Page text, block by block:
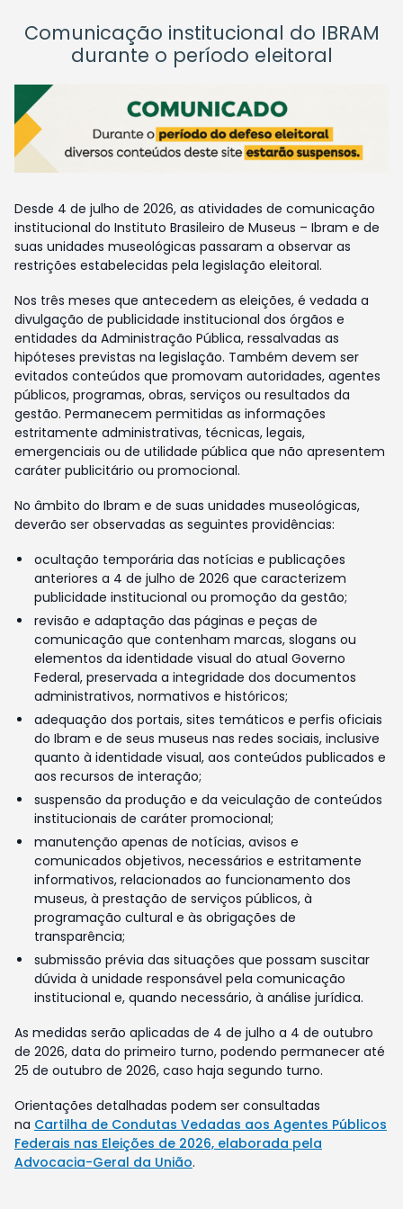
Comunicação institucional do IBRAM
durante o período eleitoral
Desde 4 de julho de 2026, as atividades de comunicação
institucional do Instituto Brasileiro de Museus – Ibram e de
suas unidades museológicas passaram a observar as
restrições estabelecidas pela legislação eleitoral.
Nos três meses que antecedem as eleições, é vedada a
divulgação de publicidade institucional dos órgãos e
entidades da Administração Pública, ressalvadas as
hipóteses previstas na legislação. Também devem ser
evitados conteúdos que promovam autoridades, agentes
públicos, programas, obras, serviços ou resultados da
gestão. Permanecem permitidas as informações
estritamente administrativas, técnicas, legais,
emergenciais ou de utilidade pública que não apresentem
caráter publicitário ou promocional.
No âmbito do Ibram e de suas unidades museológicas,
deverão ser observadas as seguintes providências:
ocultação temporária das notícias e publicações
anteriores a 4 de julho de 2026 que caracterizem
publicidade institucional ou promoção da gestão;
revisão e adaptação das páginas e peças de
comunicação que contenham marcas, slogans ou
elementos da identidade visual do atual Governo
Federal, preservada a integridade dos documentos
administrativos, normativos e históricos;
adequação dos portais, sites temáticos e perfis oficiais
do Ibram e de seus museus nas redes sociais, inclusive
quanto à identidade visual, aos conteúdos publicados e
aos recursos de interação;
suspensão da produção e da veiculação de conteúdos
institucionais de caráter promocional;
manutenção apenas de notícias, avisos e
comunicados objetivos, necessários e estritamente
informativos, relacionados ao funcionamento dos
museus, à prestação de serviços públicos, à
programação cultural e às obrigações de
transparência;
submissão prévia das situações que possam suscitar
dúvida à unidade responsável pela comunicação
institucional e, quando necessário, à análise jurídica.
As medidas serão aplicadas de 4 de julho a 4 de outubro
de 2026, data do primeiro turno, podendo permanecer até
25 de outubro de 2026, caso haja segundo turno.
Orientações detalhadas podem ser consultadas
na Cartilha de Condutas Vedadas aos Agentes Públicos
Federais nas Eleições de 2026, elaborada pela
Advocacia-Geral da União.